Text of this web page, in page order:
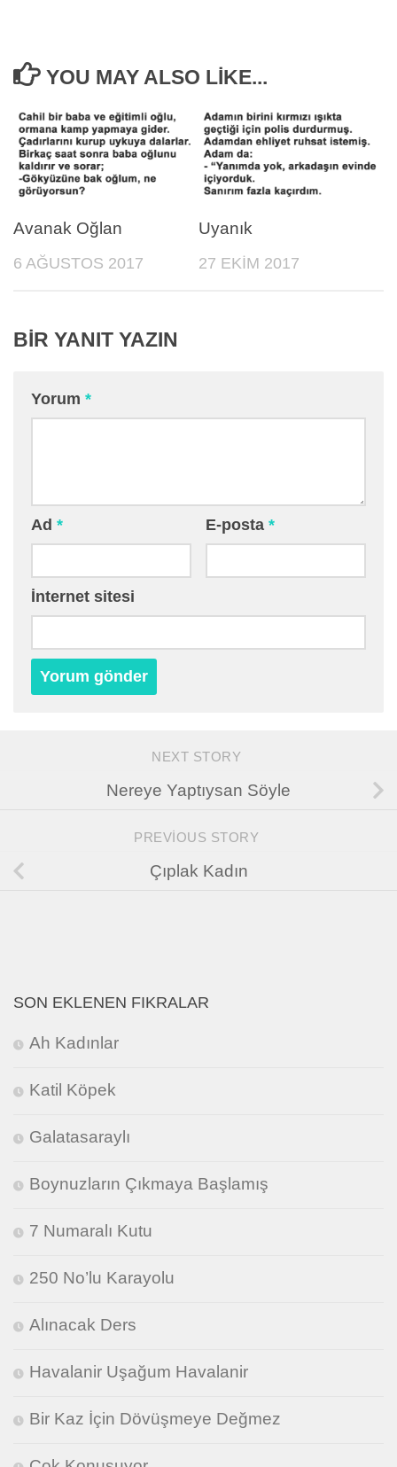
YOU MAY ALSO LIKE...
Avanak Oğlan
6 AĞUSTOS 2017
Uyanık
27 EKIM 2017
BIR YANIT YAZIN
Yorum *
Ad * E-posta *
İnternet sitesi
NEXT STORY
Nereye Yaptıysan Söyle
PREVIOUS STORY
Çıplak Kadın
SON EKLENEN FIKRALAR
Ah Kadınlar
Katil Köpek
Galatasaraylı
Boynuzların Çıkmaya Başlamış
7 Numaralı Kutu
250 No’lu Karayolu
Alınacak Ders
Havalanir Uşağum Havalanir
Bir Kaz İçin Dövüşmeye Değmez